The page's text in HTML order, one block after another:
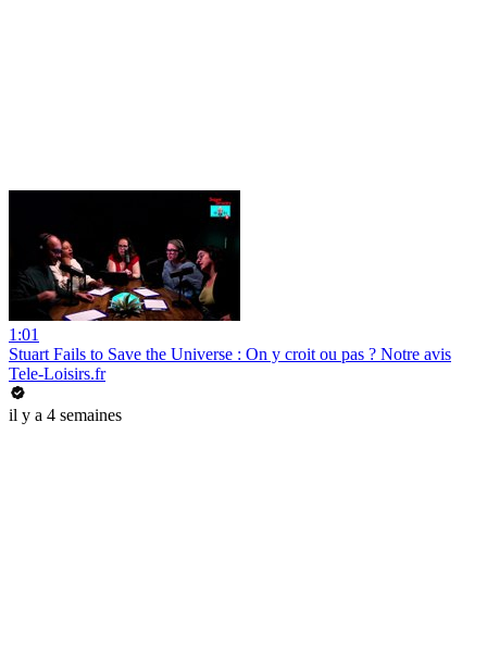
1:01
Stuart Fails to Save the Universe : On y croit ou pas ? Notre avis
Tele-Loisirs.fr
il y a 4 semaines